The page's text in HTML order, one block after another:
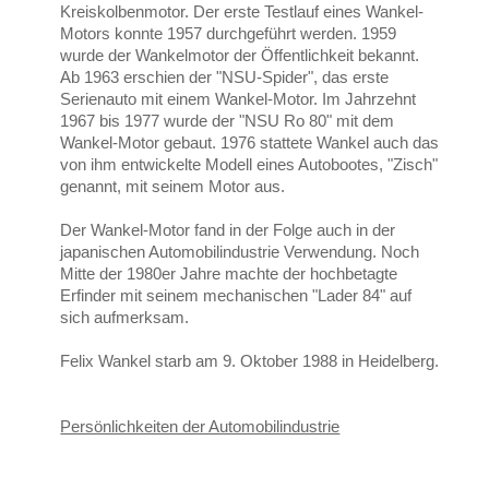
Kreiskolbenmotor. Der erste Testlauf eines Wankel-
Motors konnte 1957 durchgeführt werden. 1959
wurde der Wankelmotor der Öffentlichkeit bekannt.
Ab 1963 erschien der "NSU-Spider", das erste
Serienauto mit einem Wankel-Motor. Im Jahrzehnt
1967 bis 1977 wurde der "NSU Ro 80" mit dem
Wankel-Motor gebaut. 1976 stattete Wankel auch das
von ihm entwickelte Modell eines Autobootes, "Zisch"
genannt, mit seinem Motor aus.
Der Wankel-Motor fand in der Folge auch in der
japanischen Automobilindustrie Verwendung. Noch
Mitte der 1980er Jahre machte der hochbetagte
Erfinder mit seinem mechanischen "Lader 84" auf
sich aufmerksam.
Felix Wankel starb am 9. Oktober 1988 in Heidelberg.
Persönlichkeiten der Automobilindustrie